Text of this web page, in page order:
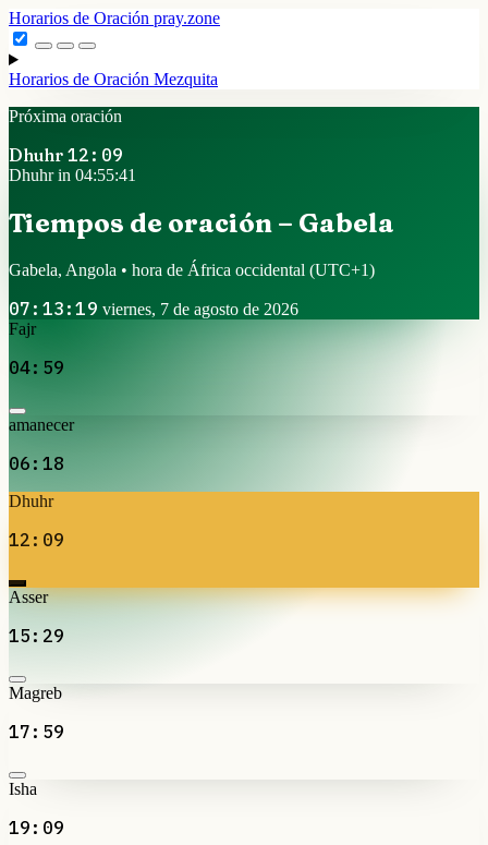
Horarios de Oración pray.zone
Horarios de Oración Mezquita
Próxima oración
Dhuhr 12:09
Dhuhr in 04:55:40
Tiempos de oración – Gabela
Gabela, Angola • hora de África occidental (UTC+1)
07:13:20 viernes, 7 de agosto de 2026
Fajr
04:59
amanecer
06:18
Dhuhr
12:09
Asser
15:29
Magreb
17:59
Isha
19:09